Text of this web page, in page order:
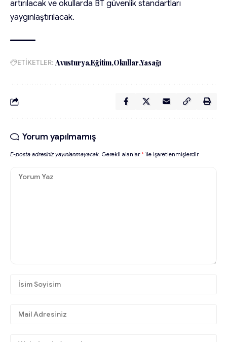
artırılacak ve okullarda BT güvenlik standartları
yaygınlaştırılacak.
ETİKETLER: Avusturya Eğitim Okullar Yasağı
Yorum yapılmamış
E-posta adresiniz yayınlanmayacak. Gerekli alanlar* ile işaretlenmişlerdir